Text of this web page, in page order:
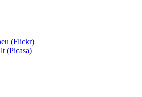
(Flickr)
(Picasa)